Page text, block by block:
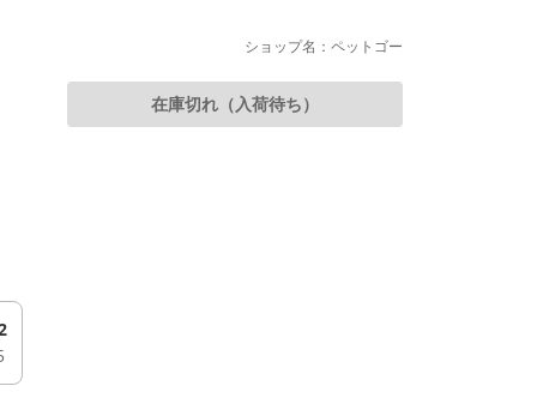
ショップ名：ペットゴー
在庫切れ（入荷待ち）